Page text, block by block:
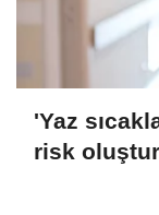
'Yaz
risk